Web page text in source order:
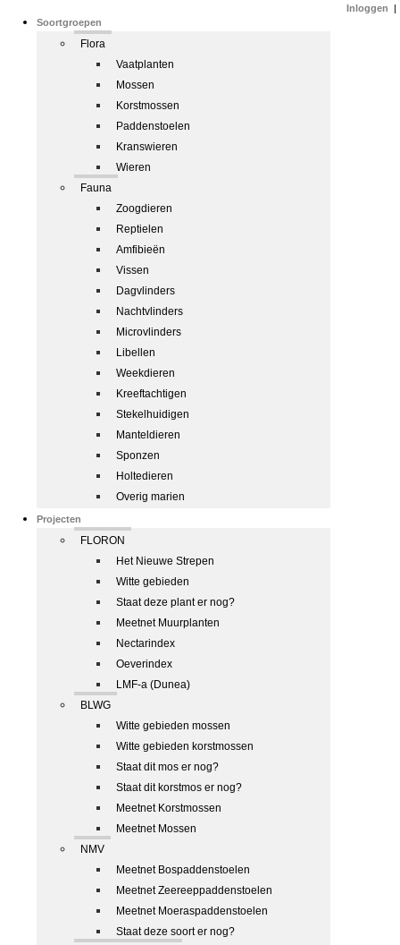
Soortgroepen
Flora
Vaatplanten
Mossen
Korstmossen
Paddenstoelen
Kranswieren
Wieren
Fauna
Zoogdieren
Reptielen
Amfibieën
Vissen
Dagvlinders
Nachtvlinders
Microvlinders
Libellen
Weekdieren
Kreeftachtigen
Stekelhuidigen
Manteldieren
Sponzen
Holtedieren
Overig marien
Projecten
FLORON
Het Nieuwe Strepen
Witte gebieden
Staat deze plant er nog?
Meetnet Muurplanten
Nectarindex
Oeverindex
LMF-a (Dunea)
BLWG
Witte gebieden mossen
Witte gebieden korstmossen
Staat dit mos er nog?
Staat dit korstmos er nog?
Meetnet Korstmossen
Meetnet Mossen
NMV
Meetnet Bospaddenstoelen
Meetnet Zeereeppaddenstoelen
Meetnet Moeraspaddenstoelen
Staat deze soort er nog?
Inloggen |